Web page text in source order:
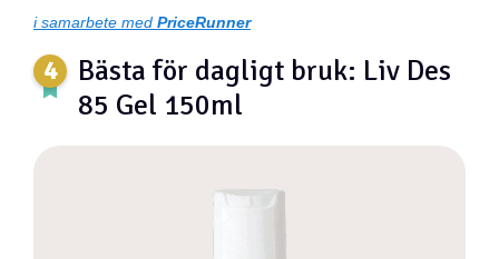
i samarbete med PriceRunner
Bästa för dagligt bruk: Liv Des
85 Gel 150ml